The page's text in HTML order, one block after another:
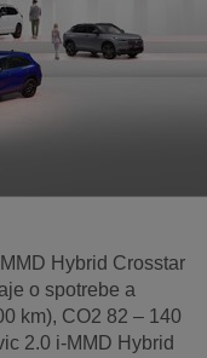
Hybrid Crosstar
o spotrebe a
km), CO2 82 – 140
2.0 i-MMD Hybrid